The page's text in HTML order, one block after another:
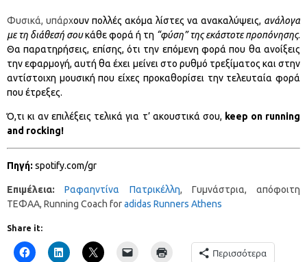
Φυσικά, υπάρχουν πολλές ακόμα λίστες να ανακαλύψεις, ανάλογα
με τη διάθεσή σουκάθε φορά ή τη “φύση” της εκάστοτε προπόνησης.
Θα παρατηρήσεις, επίσης, ότι την επόμενη φορά που θα ανοίξεις
την εφαρμογή, αυτή θα έχει μείνει στο ρυθμό τρεξίματος και στην
αντίστοιχη μουσική που είχες προκαθορίσει την τελευταία φορά
που έτρεξες.
Ό,τι κι αν επιλέξεις τελικά για τ’ ακουστικά σου, keep on running
and rocking!
Πηγή: spotify.com/gr
Επιμέλεια:Ραφαηντίνα Πατρικέλλη, Γυμνάστρια, απόφοιτη
ΤΕΦΑΑ, Running Coach foradidas Runners Athens
Share it:
Περισσότερα